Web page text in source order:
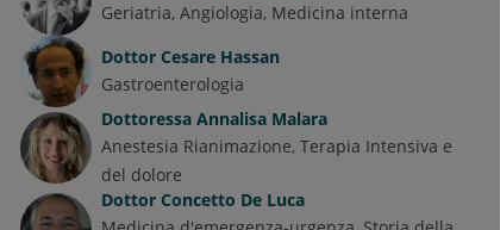
Geriatria Angiologia Medicina interna
Dottor Cesare Hassan
Gastroenterologia
Dottoressa Annalisa Malara
Anestesia Rianimazione, Terapia Intensiva e
del dolore
Dottor Concetto De Luca